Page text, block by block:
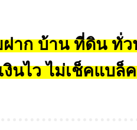
าก บ้าน ที่ดิน ทั่ว
งินไว ไม่เช็คแบล็